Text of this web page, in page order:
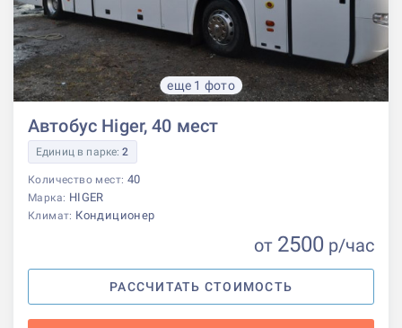
еще 1 фото
Автобус Higer, 40 мест
Единиц в парке:2
Количество мест: 40
Марка: HIGER
Климат: Кондиционер
от 2500 р/час
РАССЧИТАТЬ СТОИМОСТЬ